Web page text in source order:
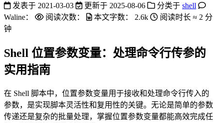
发表于 2021-03-03 更新于 2025-08-06 分类于 shell
Waline：
阅读次数： 本文字数： 2.6k 阅读时长 ≈ 2 分
钟
Shell 位置参数变量：处理命令行传参的
实用指南
在 Shell 脚本中，位置参数变量用于接收和处理命令行传入的
参数，是实现脚本灵活性和复用性的关键。无论是简单的参数
传递还是复杂的批量处理，掌握位置参数变量都能高效完成任